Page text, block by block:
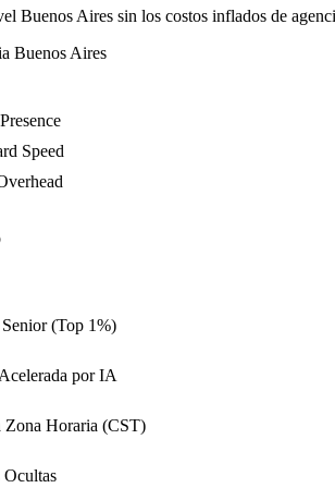
Buenos Aires sin los costos inflados de
Buenos Aires
Speed
(Top 1%)
por IA
Zona Horaria (CST)
Ocultas